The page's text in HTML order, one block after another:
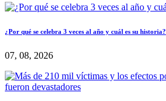
¿Por qué se celebra 3 veces al año y cuál es su historia?
07, 08, 2026